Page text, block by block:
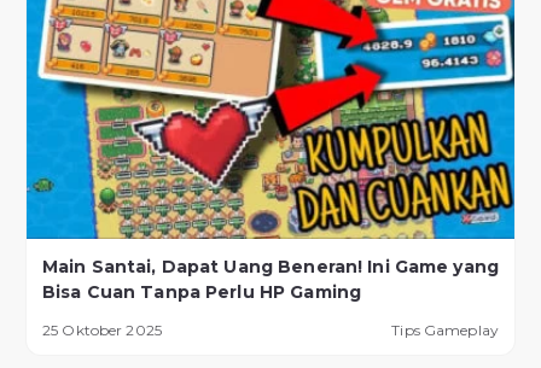
Main Santai, Dapat Uang Beneran! Ini Game yang
Bisa Cuan Tanpa Perlu HP Gaming
25 Oktober 2025 Tips Gameplay